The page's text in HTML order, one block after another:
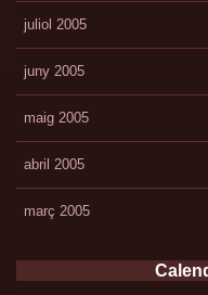
juliol 2005
juny 2005
maig 2005
abril 2005
març 2005